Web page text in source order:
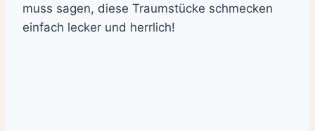
muss sagen, diese Traumstücke schmecken
einfach lecker und herrlich!